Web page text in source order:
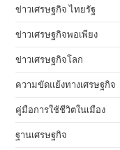
ข่าวเศรษฐกิจ ไทยรัฐ
ข่าวเศรษฐกิจพอเพียง
ข่าวเศรษฐกิจโลก
ความขัดแย้งทางเศรษฐกิจ
คู่มือการใช้ชีวิตในเมือง
ฐานเศรษฐกิจ